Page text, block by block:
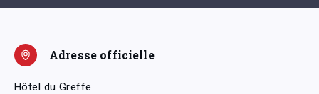
Adresse officielle
Hôtel du Greffe